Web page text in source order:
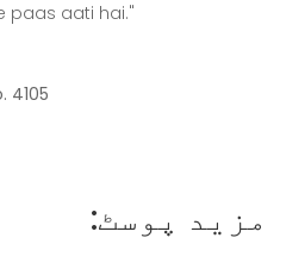
paas aati hai."
4105
مزید پوسٹ: